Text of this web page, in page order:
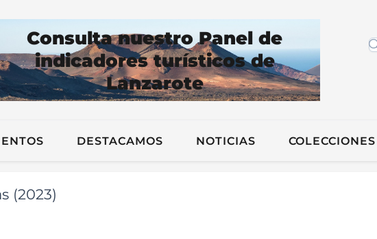
Consulta nuestro Panel de
indicadores turísticos de
Lanzarote
DESTACAMOS NOTICIAS COLECCIONES
(2023)